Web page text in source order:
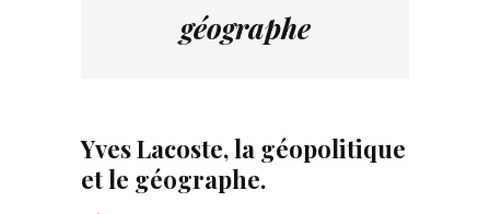
géographe
Yves Lacoste, la géopolitique
et le géographe.